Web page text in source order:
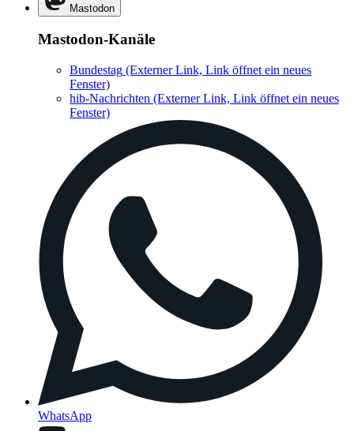
Mastodon
Mastodon-Kanäle
Bundestag (Externer Link, Link öffnet ein neues
Fenster)
hib-Nachrichten (Externer Link, Link öffnet ein neues
Fenster)
WhatsApp